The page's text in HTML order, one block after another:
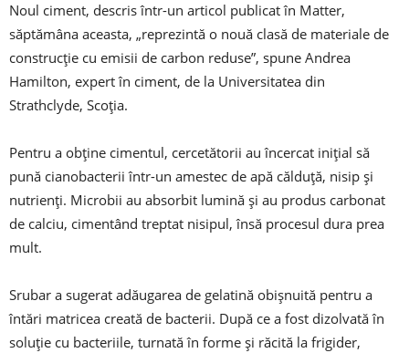
Noul ciment, descris într-un articol publicat în Matter,
săptămâna aceasta, „reprezintă o nouă clasă de materiale de
construcţie cu emisii de carbon reduse”, spune Andrea
Hamilton, expert în ciment, de la Universitatea din
Strathclyde, Scoţia.
Pentru a obţine cimentul, cercetătorii au încercat iniţial să
pună cianobacterii într-un amestec de apă călduţă, nisip şi
nutrienţi. Microbii au absorbit lumină şi au produs carbonat
de calciu, cimentând treptat nisipul, însă procesul dura prea
mult.
Srubar a sugerat adăugarea de gelatină obişnuită pentru a
întări matricea creată de bacterii. După ce a fost dizolvată în
soluţie cu bacteriile, turnată în forme şi răcită la frigider,